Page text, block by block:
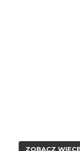
ZOBACZ